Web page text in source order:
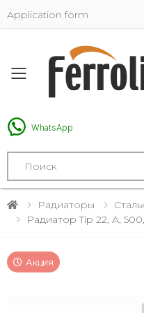
Application form
Toggle
WhatsApp
Search
Радиаторы
Радиатор Tip 22, A,
Акция